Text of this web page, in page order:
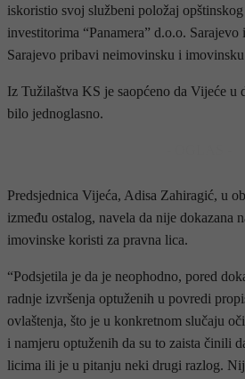
iskoristio svoj službeni položaj
investitorima “Panamera” d.o.o.
Sarajevo pribavi neimovinsku i
Iz Tužilaštva KS je saopćeno da Vijeće u
bilo jednoglasno.
Predsjednica Vijeća, Adisa Zahiragić, u
između ostalog, navela da nije dokazana
imovinske koristi za pravna lica.
“Podsjetila je da je neophodno, pored
radnje izvršenja optuženih u povredi
ovlaštenja, što je u konkretnom slučaju
i namjeru optuženih da su to zaista činili
licima ili je u pitanju neki drugi razlog.